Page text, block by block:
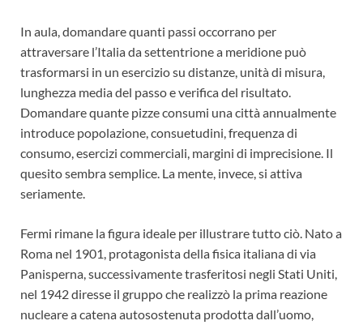
In aula, domandare quanti passi occorrano per
attraversare l’Italia da settentrione a meridione può
trasformarsi in un esercizio su distanze, unità di misura,
lunghezza media del passo e verifica del risultato.
Domandare quante pizze consumi una città annualmente
introduce popolazione, consuetudini, frequenza di
consumo, esercizi commerciali, margini di imprecisione. Il
quesito sembra semplice. La mente, invece, si attiva
seriamente.
Fermi rimane la figura ideale per illustrare tutto ciò. Nato a
Roma nel 1901, protagonista della fisica italiana di via
Panisperna, successivamente trasferitosi negli Stati Uniti,
nel 1942 diresse il gruppo che realizzò la prima reazione
nucleare a catena autosostenuta prodotta dall’uomo,